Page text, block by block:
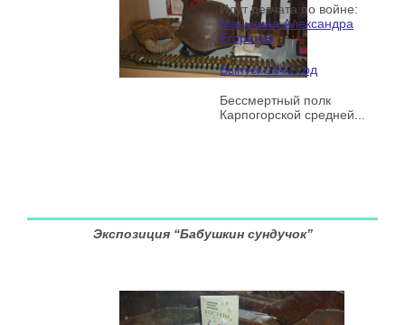
Идут девчата по войне:
Манухина Александра
Егоровна
Выпуск 1941 год
Бессмертный полк
Карпогорской средней...
Экспозиция “Бабушкин сундучок”